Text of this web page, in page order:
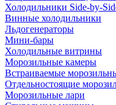
Холодильники Side-by-
Винные холодильники
Льдогенераторы
Мини-бары
Холодильные витрины
Морозильные камеры
Встраиваемые
Отдельностоящие
Морозильные лари